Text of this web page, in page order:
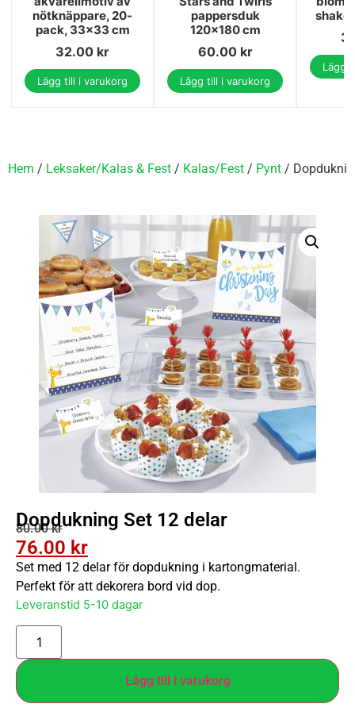
nötknäppare, 20-
pack, 33x33 cm
32.00 kr
Lägg till i varukorg
pappersduk
120x180 cm
60.00 kr
Lägg till i varukorg
shako
Lägg
Hem / Leksaker/Kalas & Fest / Kalas/Fest / Pynt /
Dopdukning Set 12 delar
80.00kr
76.00 kr
Set med 12 delar för dopdukning i kartongmaterial.
Perfekt för att dekorera bord vid dop.
Leveranstid 5-10 dagar
Lägg till i varukorg